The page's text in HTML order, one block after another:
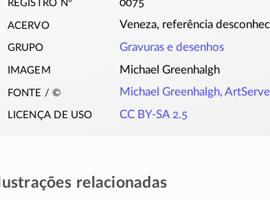
0075
acervo Veneza, referência
grupo Gravuras e desenhos
imagem Michael Greenhalgh
fonte / © Michael Greenhalgh, ArtServe
licença de uso CC BY-SA 2.5
Ilustrações relacionadas